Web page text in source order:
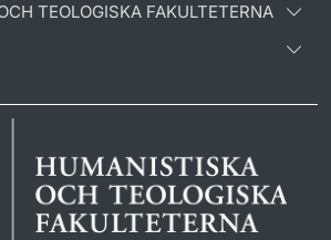
TEOLOGISKA FAKULTETERNA